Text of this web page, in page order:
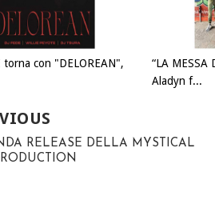
torna con "DELOREAN",
“LA MESSA
Aladyn f...
RELEASE DELLA MYSTICAL